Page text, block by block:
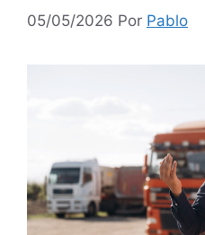
05/05/2026 Por Pablo